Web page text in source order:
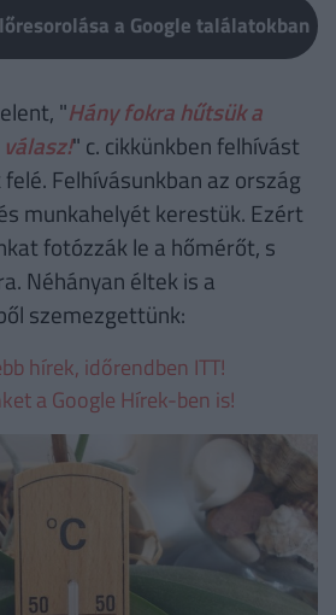
a Google találatokban
"Hány fokra hűtsük a
" c. cikkünkben felhívást
Felhívásunkban az ország
munkahelyét kerestük. Ezért
fotózzák le a hőmérőt, s
Néhányan éltek is a
szemezgettünk:
hírek, időrendben ITT!
a Google Hírek-ben is!